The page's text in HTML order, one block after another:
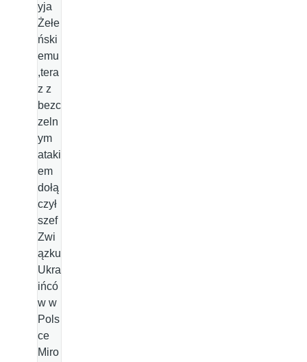
yja
Żełe
ński
emu
,tera
z z
bezc
zeln
ym
ataki
em
dołą
czył
szef
Zwi
ązku
Ukra
ińcó
w w
Pols
ce
Miro